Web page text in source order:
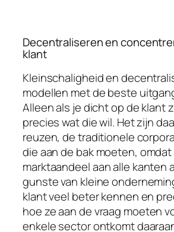
Decentraliseren en
klant
Kleinschaligheid en
modellen met de beste
Alleen als je dicht op de klant
precies wat die wil. Het zijn
reuzen, de traditionele
die aan de bak moeten,
marktaandeel aan alle kanten
gunste van kleine
klant veel beter kennen en
hoe ze aan de vraag moeten
enkele sector ontkomt